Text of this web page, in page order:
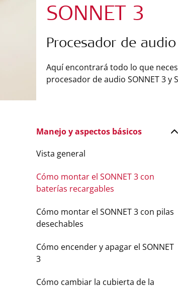
SONNET 3
Procesador de audio
Aquí encontrará todo lo que
procesador de audio SONNET 3 y
Manejo y aspectos básicos
Vista general
Cómo montar el SONNET 3 con
baterías recargables
Cómo montar el SONNET 3 con pilas
desechables
Cómo encender y apagar el SONNET
3
Cómo cambiar la cubierta de la